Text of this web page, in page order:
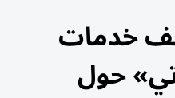
خدمات
حول